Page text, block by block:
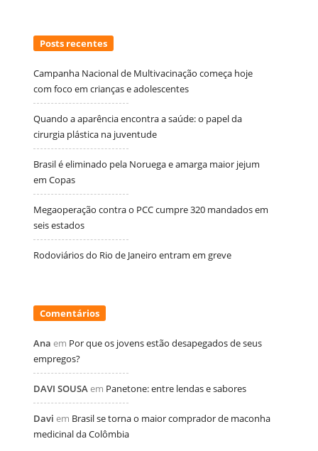
Posts recentes
Campanha Nacional de Multivacinação começa hoje
com foco em crianças e adolescentes
Quando a aparência encontra a saúde: o papel da
cirurgia plástica na juventude
Brasil é eliminado pela Noruega e amarga maior jejum
em Copas
Megaoperação contra o PCC cumpre 320 mandados em
seis estados
Rodoviários do Rio de Janeiro entram em greve
Comentários
Ana em Por que os jovens estão desapegados de seus
empregos?
DAVI SOUSA em Panetone: entre lendas e sabores
Davi em Brasil se torna o maior comprador de maconha
medicinal da Colômbia